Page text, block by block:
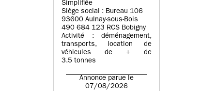
Simplifiée
Siège social : Bureau 106
93600 Aulnay-sous-Bois
490 684 123 RCS Bobigny
Activité : déménagement,
transports, location de
véhicules de + de
3.5 tonnes
Annonce parue le
07/08/2026